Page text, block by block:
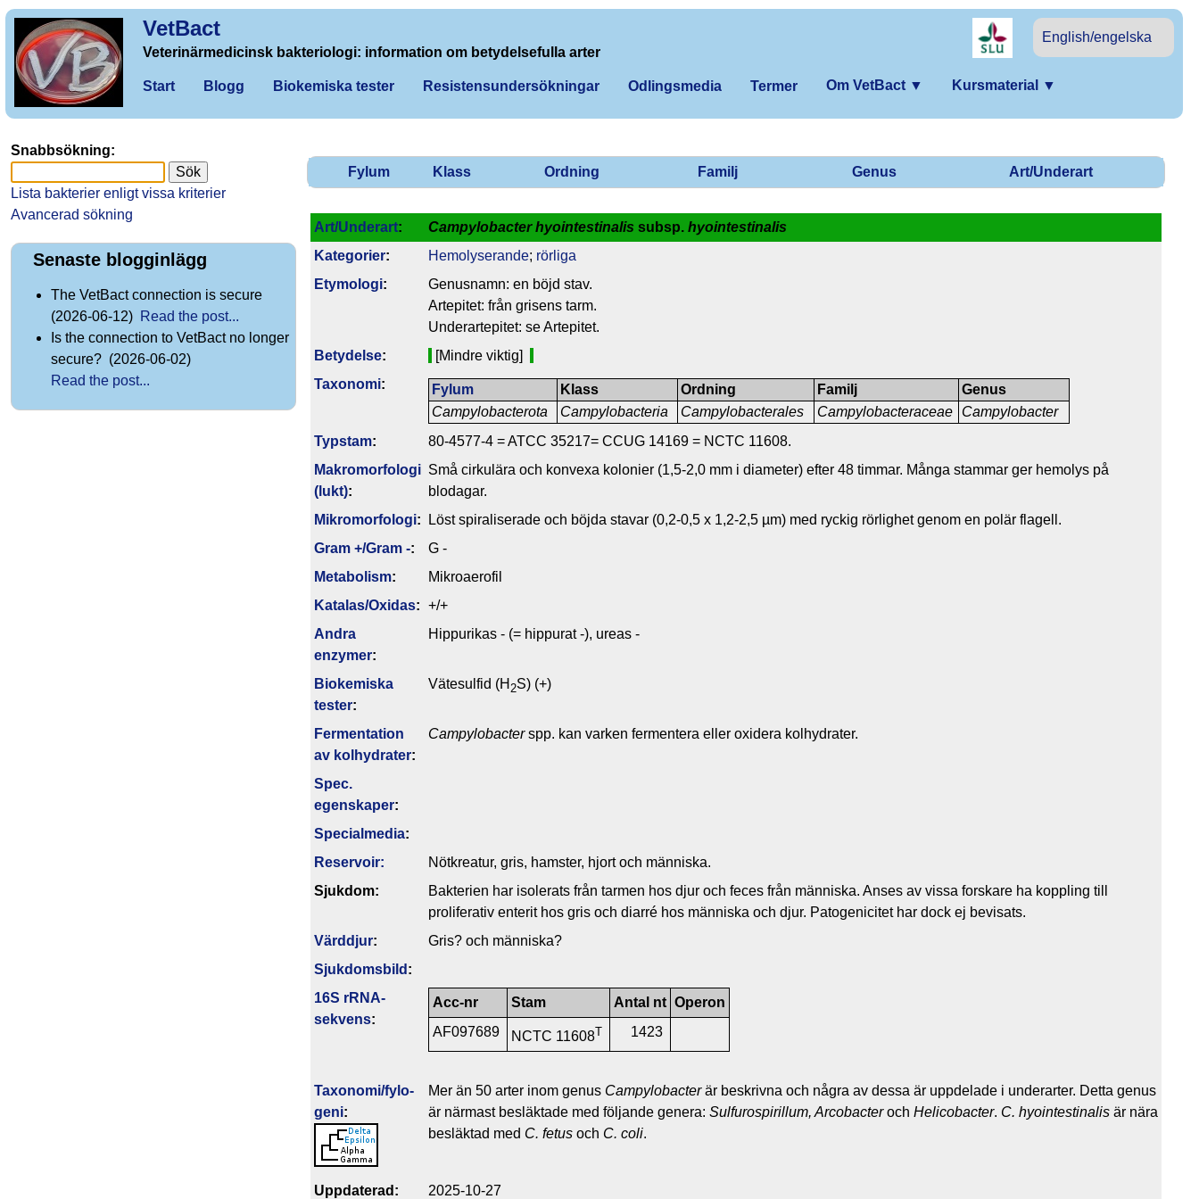
VetBact
English/engelska
Veterinärmedicinsk bakteriologi: information om betydelsefulla arter
Start Blogg Biokemiska tester Resistensundersökningar Odlingsmedia Termer Om VetBact ▼ Kursmaterial ▼
Fylum Klass Ordning Familj Genus Art/Underart
Art/Underart: Campylobacter hyointestinalis subsp. hyointestinalis
Kategorier: Hemolyserande; rörliga
Etymologi:
Genusnamn: en böjd stav.
Artepitet: från grisens tarm.
Underartepitet: se Artepitet.
Betydelse:
[Mindre viktig]
Taxonomi:
Fylum
Campylobacterota
Klass
Campylobacteria
Ordning
Campylobacterales
Familj
Campylobacteraceae
Genus
Campylobacter
Typstam:
80-4577-4 = ATCC 35217= CCUG 14169 = NCTC 11608.
Makromorfologi
(lukt):
Små cirkulära och konvexa kolonier (1,5-2,0 mm i diameter) efter 48 timmar. Många stammar ger hemolys på
blodagar.
Mikromorfologi:
Löst spiraliserade och böjda stavar (0,2-0,5 x 1,2-2,5 µm) med ryckig rörlighet genom en polär flagell.
Gram +/Gram -:
G -
Metabolism:
Mikroaerofil
Katalas/Oxidas: +/+
Andra
enzymer:
Hippurikas - (= hippurat -), ureas -
Biokemiska
tester:
Vätesulfid (H 2S) (+)
Fermentation
av kolhydrater:
Campylobacterspp. kan varken fermentera eller oxidera kolhydrater.
Spec.
egenskaper:
Specialmedia:
Reservoir:
Nötkreatur, gris, hamster, hjort och människa.
Sjukdom:
Bakterien har isolerats från tarmen hos djur och feces från människa. Anses av vissa forskare ha koppling till
proliferativ enterit hos gris och diarré hos människa och djur. Patogenicitet har dock ej bevisats.
Värddjur:
Gris? och människa?
Sjukdomsbild :
16S rRNA-
sekvens:
Acc-nr Stam Antal nt Operon
AF097689
NCTC 11608T 1423
Taxonomi/fylo­
geni:
Mer än 50 arter inom genus Campylobacterär beskrivna och några av dessa är uppdelade i underarter. Detta genus
är närmast besläktade med följande genera: Sulfurospirillum, Arcobacteroch Helicobacter. C. hyointestinalis är nära
besläktad med C. fetus och C. coli.
Upp­da­te­rad: 2025-10-27
Snabbsökning:
Lista bakterier enligt vissa kriterier
Avancerad sökning
Senaste blogginlägg
The VetBact connection is secure
(2026-06-12) Read the post...
Is the connection to VetBact no longer
secure? (2026-06-02)
Read the post...